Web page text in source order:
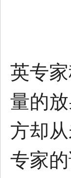
英专
量的
方却
专家